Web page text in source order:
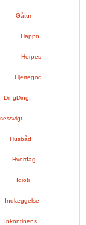
Gåtur
Happn
Herpes
Hjertegod
DingDing
Husbåd
Hverdag
Idioti
Indlæggelse
Inkontinens